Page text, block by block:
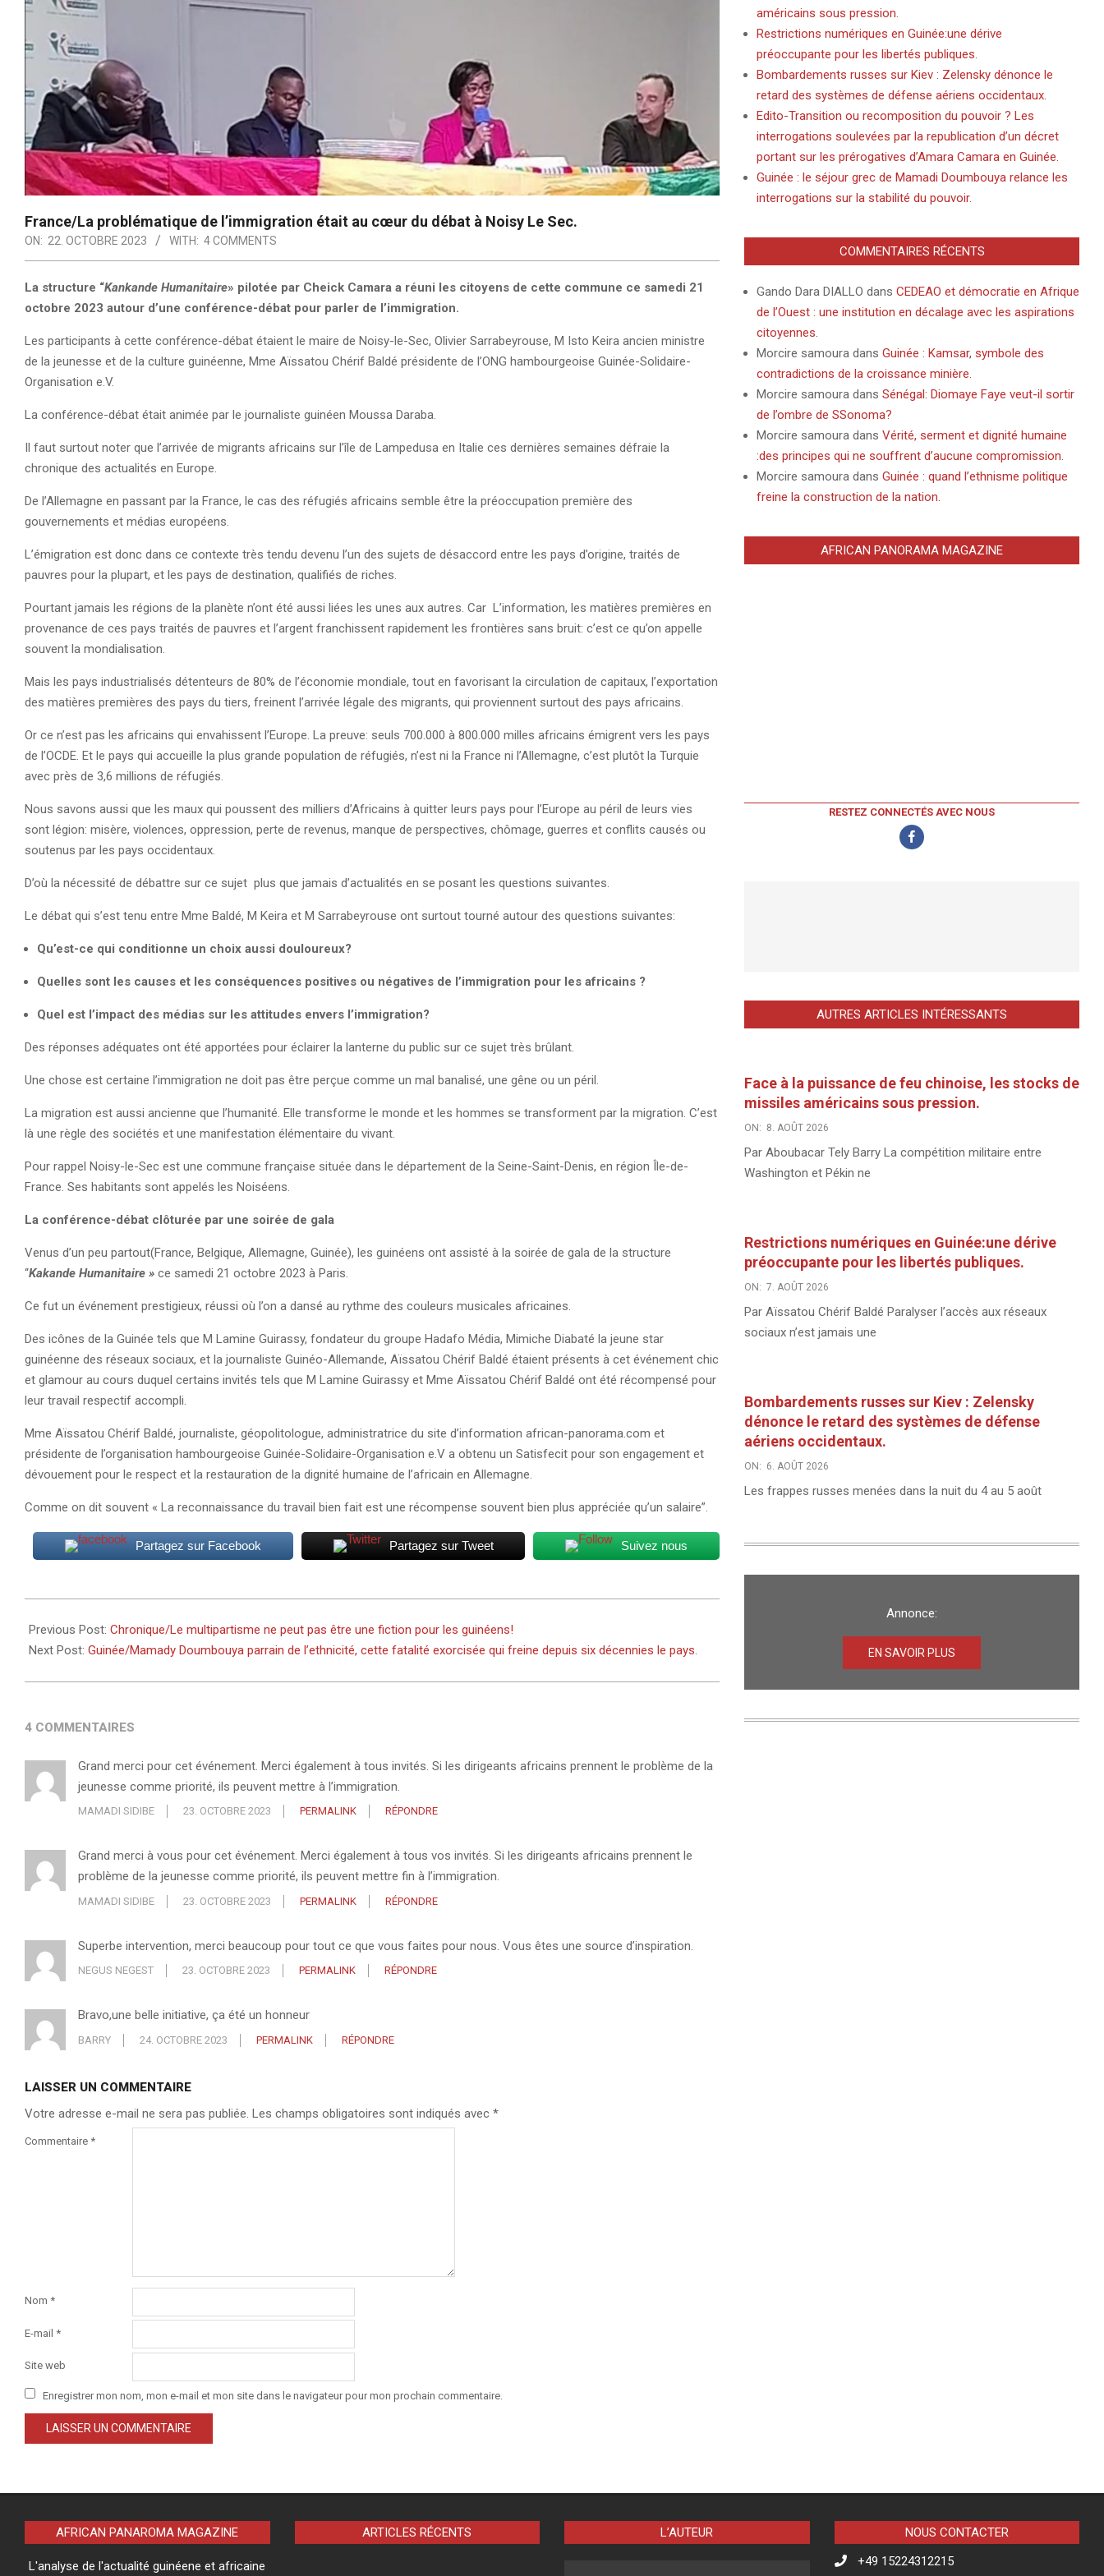
France/La problématique de l’immigration était au cœur du débat à Noisy Le Sec.
ON: 22. OCTOBRE 2023 WITH: 4 COMMENTS
La structure “Kankande Humanitaire» pilotée par Cheick Camara a réuni les citoyens de cette commune ce samedi 21
octobre 2023 autour d’une conférence-débat pour parler de l’immigration.
Les participants à cette conférence-débat étaient le maire de Noisy-le-Sec, Olivier Sarrabeyrouse, M Isto Keira ancien ministre
de la jeunesse et de la culture guinéenne, Mme Aïssatou Chérif Baldé présidente de l’ONG hambourgeoise Guinée-Solidaire-
Organisation e.V.
La conférence-débat était animée par le journaliste guinéen Moussa Daraba.
Il faut surtout noter que l’arrivée de migrants africains sur l’île de Lampedusa en Italie ces dernières semaines défraie la
chronique des actualités en Europe.
De l’Allemagne en passant par la France, le cas des réfugiés africains semble être la préoccupation première des
gouvernements et médias européens.
L’émigration est donc dans ce contexte très tendu devenu l’un des sujets de désaccord entre les pays d’origine, traités de
pauvres pour la plupart, et les pays de destination, qualifiés de riches.
Pourtant jamais les régions de la planète n’ont été aussi liées les unes aux autres. Car L’information, les matières premières en
provenance de ces pays traités de pauvres et l’argent franchissent rapidement les frontières sans bruit: c’est ce qu’on appelle
souvent la mondialisation.
Mais les pays industrialisés détenteurs de 80% de l’économie mondiale, tout en favorisant la circulation de capitaux, l’exportation
des matières premières des pays du tiers, freinent l’arrivée légale des migrants, qui proviennent surtout des pays africains.
Or ce n’est pas les africains qui envahissent l’Europe. La preuve: seuls 700.000 à 800.000 milles africains émigrent vers les pays
de l’OCDE. Et le pays qui accueille la plus grande population de réfugiés, n’est ni la France ni l’Allemagne, c’est plutôt la Turquie
avec près de 3,6 millions de réfugiés.
Nous savons aussi que les maux qui poussent des milliers d’Africains à quitter leurs pays pour l’Europe au péril de leurs vies
sont légion: misère, violences, oppression, perte de revenus, manque de perspectives, chômage, guerres et conflits causés ou
soutenus par les pays occidentaux.
D’où la nécessité de débattre sur ce sujet plus que jamais d’actualités en se posant les questions suivantes.
Le débat qui s’est tenu entre Mme Baldé, M Keira et M Sarrabeyrouse ont surtout tourné autour des questions suivantes:
Qu’est-ce qui conditionne un choix aussi douloureux?
Quelles sont les causes et les conséquences positives ou négatives de l’immigration pour les africains ?
Quel est l’impact des médias sur les attitudes envers l’immigration?
Des réponses adéquates ont été apportées pour éclairer la lanterne du public sur ce sujet très brûlant.
Une chose est certaine l’immigration ne doit pas être perçue comme un mal banalisé, une gêne ou un péril.
La migration est aussi ancienne que l’humanité. Elle transforme le monde et les hommes se transforment par la migration. C’est
là une règle des sociétés et une manifestation élémentaire du vivant.
Pour rappel Noisy-le-Sec est une commune française située dans le département de la Seine-Saint-Denis, en région Île-de-
France. Ses habitants sont appelés les Noiséens.
La conférence-débat clôturée par une soirée de gala
Venus d’un peu partout(France, Belgique, Allemagne, Guinée), les guinéens ont assisté à la soirée de gala de la structure
“Kakande Humanitaire » ce samedi 21 octobre 2023 à Paris.
Ce fut un événement prestigieux, réussi où l’on a dansé au rythme des couleurs musicales africaines.
Des icônes de la Guinée tels que M Lamine Guirassy, fondateur du groupe Hadafo Média, Mimiche Diabaté la jeune star
guinéenne des réseaux sociaux, et la journaliste Guinéo-Allemande, Aïssatou Chérif Baldé étaient présents à cet événement chic
et glamour au cours duquel certains invités tels que M Lamine Guirassy et Mme Aïssatou Chérif Baldé ont été récompensé pour
leur travail respectif accompli.
Mme Aïssatou Chérif Baldé, journaliste, géopolitologue, administratrice du site d’information african-panorama.com et
présidente de l’organisation hambourgeoise Guinée-Solidaire-Organisation e.V a obtenu un Satisfecit pour son engagement et
dévouement pour le respect et la restauration de la dignité humaine de l’africain en Allemagne.
Comme on dit souvent « La reconnaissance du travail bien fait est une récompense souvent bien plus appréciée qu’un salaire”.
Partagez sur Facebook Partagez sur Tweet Suivez nous
10-
22
Previous Post: Chronique/Le multipartisme ne peut pas être une fiction pour les guinéens!
Next Post: Guinée/Mamady Doumbouya parrain de l’ethnicité, cette fatalité exorcisée qui freine depuis six décennies le pays.
4 COMMENTAIRES
Grand merci pour cet événement. Merci également à tous invités. Si les dirigeants africains prennent le problème de la
jeunesse comme priorité, ils peuvent mettre à l’immigration.
MAMADI SIDIBE 23. OCTOBRE 2023 PERMALINK RÉPONDRE
Grand merci à vous pour cet événement. Merci également à tous vos invités. Si les dirigeants africains prennent le
problème de la jeunesse comme priorité, ils peuvent mettre fin à l’immigration.
MAMADI SIDIBE 23. OCTOBRE 2023 PERMALINK RÉPONDRE
Superbe intervention, merci beaucoup pour tout ce que vous faites pour nous. Vous êtes une source d’inspiration.
NEGUS NEGEST 23. OCTOBRE 2023 PERMALINK RÉPONDRE
Bravo,une belle initiative, ça été un honneur
BARRY 24. OCTOBRE 2023 PERMALINK RÉPONDRE
LAISSER UN COMMENTAIRE
Votre adresse e-mail ne sera pas publiée. Les champs obligatoires sont indiqués avec *
Commentaire *
Nom *
E-mail *
Site web
Enregistrer mon nom, mon e-mail et mon site dans le navigateur pour mon prochain commentaire.
américains sous pression.
Restrictions numériques en Guinée:une dérive
préoccupante pour les libertés publiques.
Bombardements russes sur Kiev : Zelensky dénonce le
retard des systèmes de défense aériens occidentaux.
Edito-Transition ou recomposition du pouvoir ? Les
interrogations soulevées par la republication d’un décret
portant sur les prérogatives d’Amara Camara en Guinée.
Guinée : le séjour grec de Mamadi Doumbouya relance les
interrogations sur la stabilité du pouvoir.
COMMENTAIRES RÉCENTS
Gando Dara DIALLO dans CEDEAO et démocratie en Afrique
de l’Ouest : une institution en décalage avec les aspirations
citoyennes.
Morcire samoura dans Guinée : Kamsar, symbole des
contradictions de la croissance minière.
Morcire samoura dans Sénégal: Diomaye Faye veut-il sortir
de l’ombre de SSonoma?
Morcire samoura dans Vérité, serment et dignité humaine
:des principes qui ne souffrent d’aucune compromission.
Morcire samoura dans Guinée : quand l’ethnisme politique
freine la construction de la nation.
AFRICAN PANORAMA MAGAZINE
RESTEZ CONNECTÉS AVEC NOUS
AUTRES ARTICLES INTÉRESSANTS
Face à la puissance de feu chinoise, les stocks de
missiles américains sous pression.
ON: 8. AOÛT 2026
Par Aboubacar Tely Barry La compétition militaire entre
Washington et Pékin ne
Restrictions numériques en Guinée:une dérive
préoccupante pour les libertés publiques.
ON: 7. AOÛT 2026
Par Aïssatou Chérif Baldé Paralyser l’accès aux réseaux
sociaux n’est jamais une
Bombardements russes sur Kiev : Zelensky
dénonce le retard des systèmes de défense
aériens occidentaux.
ON: 6. AOÛT 2026
Les frappes russes menées dans la nuit du 4 au 5 août
Annonce:
EN SAVOIR PLUS
AFRICAN PANAROMA MAGAZINE
L'analyse de l'actualité guinéene et africaine
ARTICLES RÉCENTS L’AUTEUR
NOUS CONTACTER
+49 15224312215